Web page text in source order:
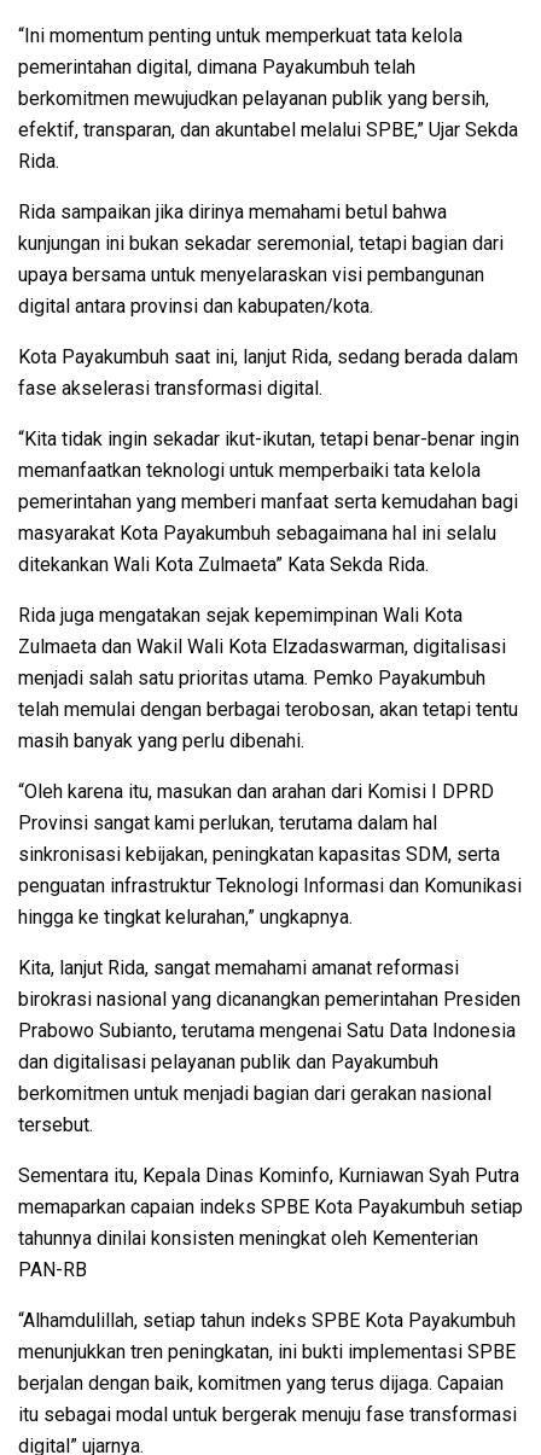
“Ini momentum penting untuk memperkuat tata kelola
pemerintahan digital, dimana Payakumbuh telah
berkomitmen mewujudkan pelayanan publik yang bersih,
efektif, transparan, dan akuntabel melalui SPBE,” Ujar Sekda
Rida.
Rida sampaikan jika dirinya memahami betul bahwa
kunjungan ini bukan sekadar seremonial, tetapi bagian dari
upaya bersama untuk menyelaraskan visi pembangunan
digital antara provinsi dan kabupaten/kota.
Kota Payakumbuh saat ini, lanjut Rida, sedang berada dalam
fase akselerasi transformasi digital.
“Kita tidak ingin sekadar ikut-ikutan, tetapi benar-benar ingin
memanfaatkan teknologi untuk memperbaiki tata kelola
pemerintahan yang memberi manfaat serta kemudahan bagi
masyarakat Kota Payakumbuh sebagaimana hal ini selalu
ditekankan Wali Kota Zulmaeta” Kata Sekda Rida.
Rida juga mengatakan sejak kepemimpinan Wali Kota
Zulmaeta dan Wakil Wali Kota Elzadaswarman, digitalisasi
menjadi salah satu prioritas utama. Pemko Payakumbuh
telah memulai dengan berbagai terobosan, akan tetapi tentu
masih banyak yang perlu dibenahi.
“Oleh karena itu, masukan dan arahan dari Komisi I DPRD
Provinsi sangat kami perlukan, terutama dalam hal
sinkronisasi kebijakan, peningkatan kapasitas SDM, serta
penguatan infrastruktur Teknologi Informasi dan Komunikasi
hingga ke tingkat kelurahan,” ungkapnya.
Kita, lanjut Rida, sangat memahami amanat reformasi
birokrasi nasional yang dicanangkan pemerintahan Presiden
Prabowo Subianto, terutama mengenai Satu Data Indonesia
dan digitalisasi pelayanan publik dan Payakumbuh
berkomitmen untuk menjadi bagian dari gerakan nasional
tersebut.
Sementara itu, Kepala Dinas Kominfo, Kurniawan Syah Putra
memaparkan capaian indeks SPBE Kota Payakumbuh setiap
tahunnya dinilai konsisten meningkat oleh Kementerian
PAN-RB
“Alhamdulillah, setiap tahun indeks SPBE Kota Payakumbuh
menunjukkan tren peningkatan, ini bukti implementasi SPBE
berjalan dengan baik, komitmen yang terus dijaga. Capaian
itu sebagai modal untuk bergerak menuju fase transformasi
digital” ujarnya.